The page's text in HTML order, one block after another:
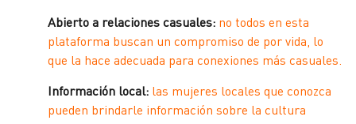
Abierto a relaciones casuales: no todos en esta
plataforma buscan un compromiso de por vida, lo
que la hace adecuada para conexiones más casuales.
Información local: las mujeres locales que conozca
pueden brindarle información sobre la cultura